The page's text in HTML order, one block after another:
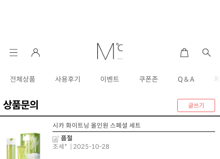
전체상품 사용후기 이벤트 쿠폰존 Q & A
상품문의 글쓰기
시카 화이트닝 올인원 스페셜 세트
픔절
조세*
| 2025-10-28